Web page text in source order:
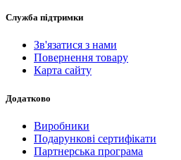
Служба підтримки
Зв'язатися з нами
Повернення товару
Карта сайту
Додатково
Виробники
Подарункові сертифікати
Партнерська програма